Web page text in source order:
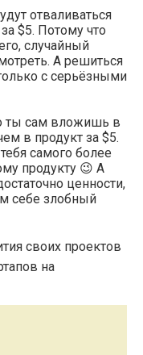
отваливаться
$5. Потому что
случайный
А решиться
с серьёзными
ты сам вложишь в
в продукт за $5.
самого более
продукту 😉 А
ценности,
себе злобный
своих проектов
на